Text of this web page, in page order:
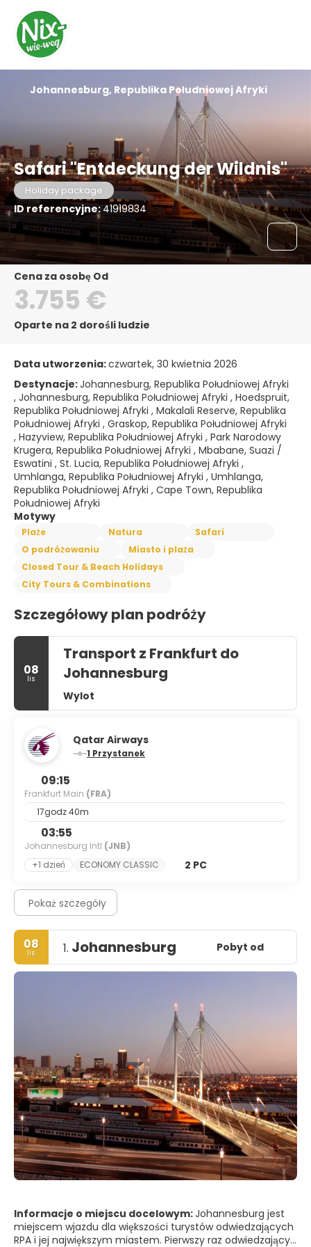
Safari "Entdeckung der Wildnis"
Holiday package
ID referencyjne:41919834
Johannesburg, Republika Południowej Afryki
Cena za osobę Od
3.755 €
Oparte na 2 dorośli ludzie
Data utworzenia:czwartek, 30 kwietnia 2026
Destynacje:Johannesburg, Republika Południowej Afryki
, Johannesburg, Republika Południowej Afryki , Hoedspruit,
Republika Południowej Afryki , Makalali Reserve, Republika
Południowej Afryki , Graskop, Republika Południowej Afryki
, Hazyview, Republika Południowej Afryki , Park Narodowy
Krugera, Republika Południowej Afryki , Mbabane, Suazi /
Eswatini , St. Lucia, Republika Południowej Afryki ,
Umhlanga, Republika Południowej Afryki , Umhlanga,
Republika Południowej Afryki , Cape Town, Republika
Południowej Afryki
Motywy
Plaże Natura
Safari
O podróżowaniu
Miasto i plaża
Closed Tour & Beach Holidays
City Tours & Combinations
Szczegółowy plan podróży
08
lis
Transport z Frankfurt do
Johannesburg
Wylot
Qatar Airways
1 Przystanek
09:15
Frankfurt Main (FRA)
17godz 40m
03:55
Johannesburg Intl (JNB)
+1 dzień
ECONOMY CLASSIC 2 PC
Pokaż szczegóły
08
lis 1. Johannesburg Pobyt od
Informacje o miejscu docelowym:Johannesburg jest
miejscem wjazdu dla większości turystów odwiedzających
RPA i jej największym miastem. Pierwszy raz odwiedzający